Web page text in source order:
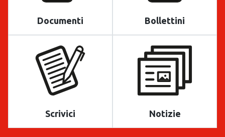
Documenti Bollettini
Scrivici Notizie